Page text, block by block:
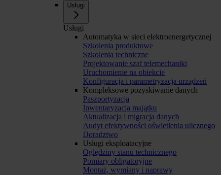
Usługi
Usługi
Automatyka w sieci elektroenergetycznej
Szkolenia produktowe
Szkolenia techniczne
Projektowanie szaf telemechaniki
Uruchomienie na obiekcie
Konfiguracja i parametryzacja urządzeń
Kompleksowe pozyskiwanie danych
Paszportyzacja
Inwentaryzacja majątku
Aktualizacja i migracja danych
Audyt efektywności oświetlenia ulicznego
Doradztwo
Usługi eksploatacyjne
Oględziny stanu technicznego
Pomiary obligatoryjne
Montaż, wymiany i naprawy